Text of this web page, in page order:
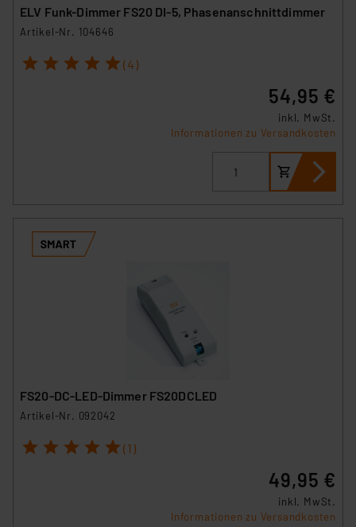
ELV Funk-Dimmer FS20 DI-5, Phasenanschnittdimmer
Artikel-Nr. 104646
1 2 3 4 5 (4)
54,95 €
inkl. MwSt.
Informationen zu Versandkosten
FS20-DC-LED-Dimmer FS20DCLED
Artikel-Nr. 092042
1 2 3 4 5 (1)
49,95 €
inkl. MwSt.
Informationen zu Versandkosten